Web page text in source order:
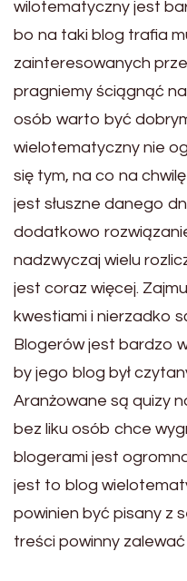
wilotematyczny jest
bo na taki blog trafia
zainteresowanych
pragniemy ściągnąć
osób warto być
wielotematyczny nie
się tym, na co na
jest słuszne danego
dodatkowo
nadzwyczaj wielu
jest coraz więcej.
kwestiami i nierzadko
Blogerów jest bardzo
by jego blog był
Aranżowane są quizy
bez liku osób chce
blogerami jest
jest to blog
powinien być pisany z
treści powinny